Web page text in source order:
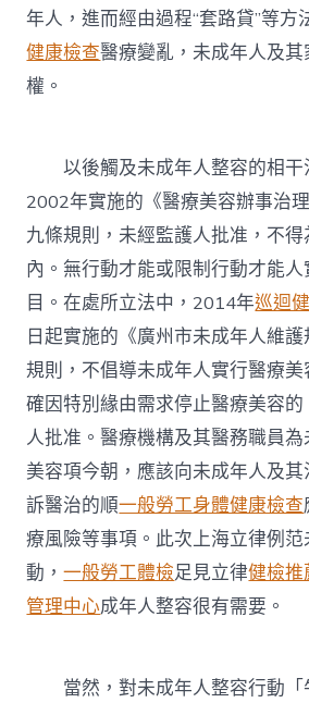
年人，進而經由過程“套路貸”等方
健康檢查醫療變亂，未成年人及
權。
以後觸及未成年人整容的相干
2002年實施的《醫療美容辦事治
九條規則，未經監護人批准，不
內。無行動才能或限制行動才能
目。在處所立法中，2014年巡迴
日起實施的《廣州市未成年人維
規則，不倡導未成年人實行醫療
確因特別緣由需求停止醫療美容
人批准。醫療機構及其醫務職員
美容項今朝，應該向未成年人及
訴醫治的順一般勞工身體健康檢查
療風險等事項。此次上海立律例
動，一般勞工體檢足見立律健檢推
管理中心成年人整容很有需要。
當然，對未成年人整容行動「